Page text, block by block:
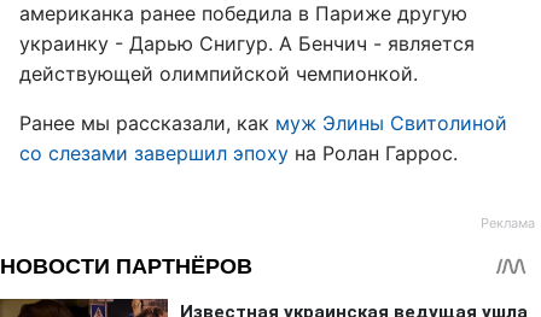
американка ранее победила в Париже другую
украинку - Дарью Снигур. А Бенчич - является
действующей олимпийской чемпионкой.
Ранее мы рассказали, как муж Элины Свитолиной
со слезами завершил эпоху на Ролан Гаррос.